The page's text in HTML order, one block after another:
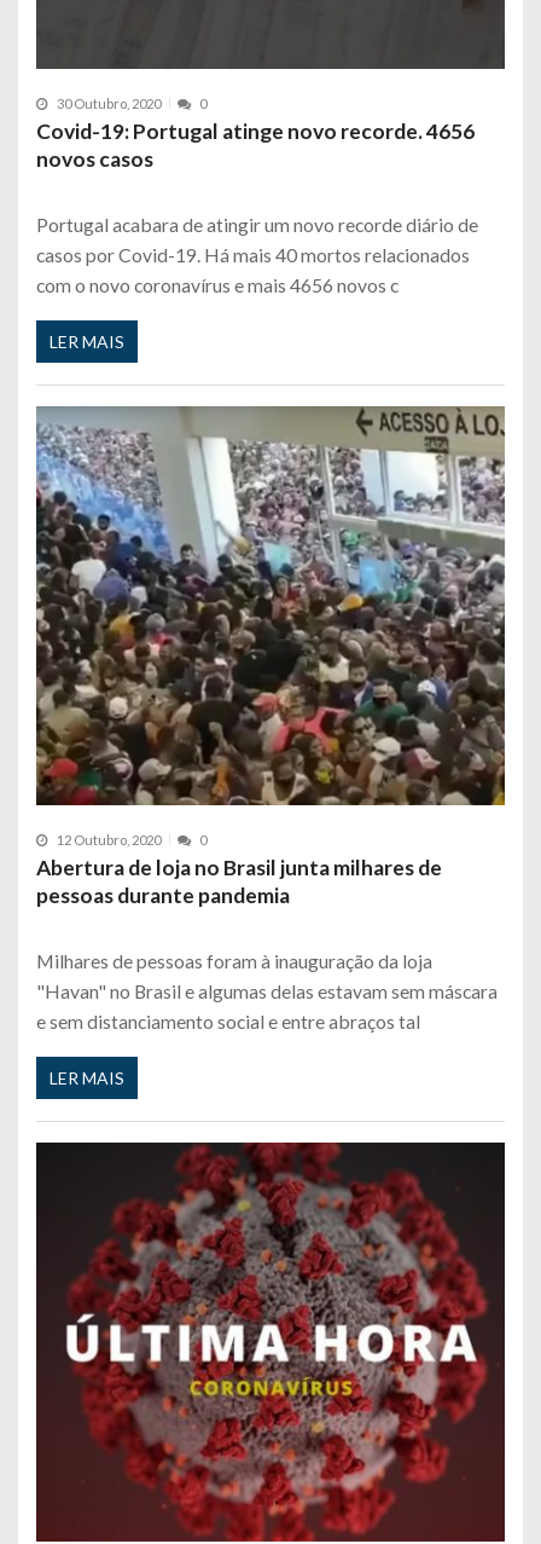
30 Outubro, 2020 0
Covid-19: Portugal atinge novo recorde. 4656
novos casos
Portugal acabara de atingir um novo recorde diário de
casos por Covid-19. Há mais 40 mortos relacionados
com o novo coronavírus e mais 4656 novos c
LER MAIS
12 Outubro, 2020 0
Abertura de loja no Brasil junta milhares de
pessoas durante pandemia
Milhares de pessoas foram à inauguração da loja
"Havan" no Brasil e algumas delas estavam sem máscara
e sem distanciamento social e entre abraços tal
LER MAIS